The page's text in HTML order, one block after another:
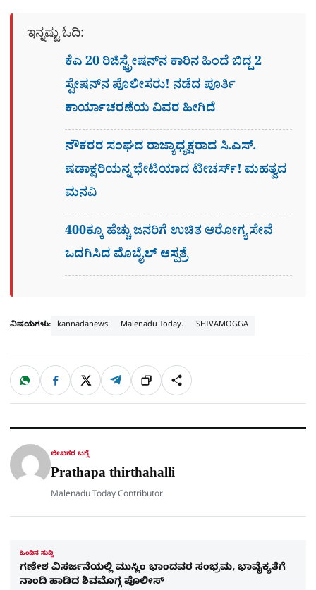
ಇನ್ನಷ್ಟು ಓದಿ:
ಕೆಎ 20 ರಿಜಿಸ್ಟ್ರೇಷನ್​ನ ಕಾರಿನ ಹಿಂದೆ ಬಿದ್ದ 2
ಸ್ಟೇಷನ್​ನ ಪೊಲೀಸರು! ನಡೆದ ಪೂರ್ತಿ
ಕಾರ್ಯಾಚರಣೆಯ ವಿವರ ಹೀಗಿದೆ
ನೌಕರರ ಸಂಘದ ರಾಜ್ಯಾಧ್ಯಕ್ಷರಾದ ಸಿ.ಎಸ್.
ಷಡಾಕ್ಷರಿಯನ್ನ ಭೇಟಿಯಾದ ಟೀಚರ್ಸ್​! ಮಹತ್ವದ
ಮನವಿ
400ಕ್ಕೂ ಹೆಚ್ಚು ಜನರಿಗೆ ಉಚಿತ ಆರೋಗ್ಯ ಸೇವೆ
ಒದಗಿಸಿದ ಮೊಬೈಲ್ ಆಸ್ಪತ್ರೆ
ವಿಷಯಗಳು: kannadanews Malenadu Today. SHIVAMOGGA
ಹಂಚಿಕೊಳ್ಳಿ
W
a
t
p
F
c
e
k
X T
l
e
m
ಲಿಂ
ಕ್
S
h
a
ಲೇಖಕರ ಬಗ್ಗೆ
Prathapa thirthahalli
Malenadu Today Contributor
ಹಿಂದಿನ ಸುದ್ದಿ
ಗಣೇಶ ವಿಸರ್ಜನೆಯಲ್ಲಿ ಮುಸ್ಲಿಂ ಭಾಂದವರ ಸಂಭ್ರಮ, ಭಾವೈಕ್ಯತೆಗೆ
ನಾಂದಿ ಹಾಡಿದ ಶಿವಮೊಗ್ಗ ಪೊಲೀಸ್